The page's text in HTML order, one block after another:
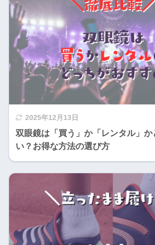
2025年12月13日
双眼鏡は「買う」か「レンタル」か
い？お得な方法の選び方